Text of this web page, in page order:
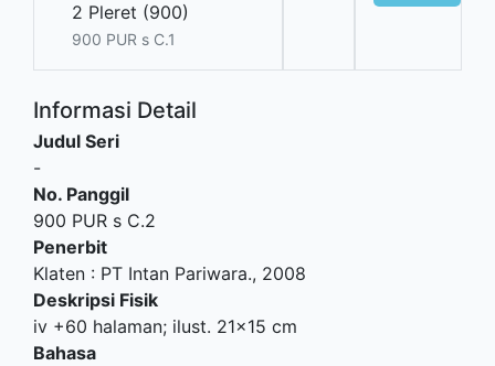
2 Pleret (900)
900 PUR s C.1
Informasi Detail
Judul Seri
-
No. Panggil
900 PUR s C.2
Penerbit
Klaten : PT Intan Pariwara., 2008
Deskripsi Fisik
iv +60 halaman; ilust. 21x15 cm
Bahasa